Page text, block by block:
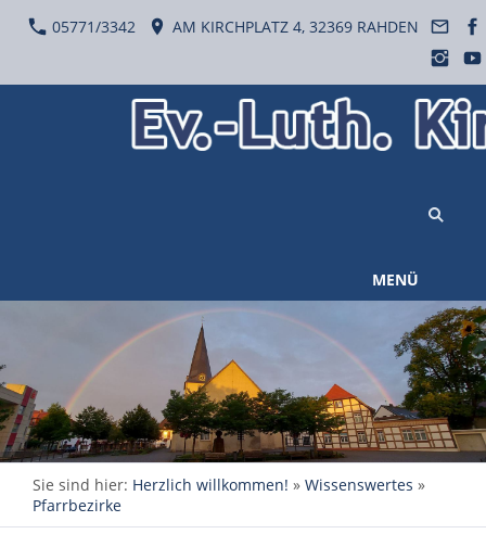
05771/3342 AM KIRCHPLATZ 4, 32369 RAHDEN
MENÜ
Sie sind hier: Herzlich willkommen! » Wissenswertes »
Pfarrbezirke